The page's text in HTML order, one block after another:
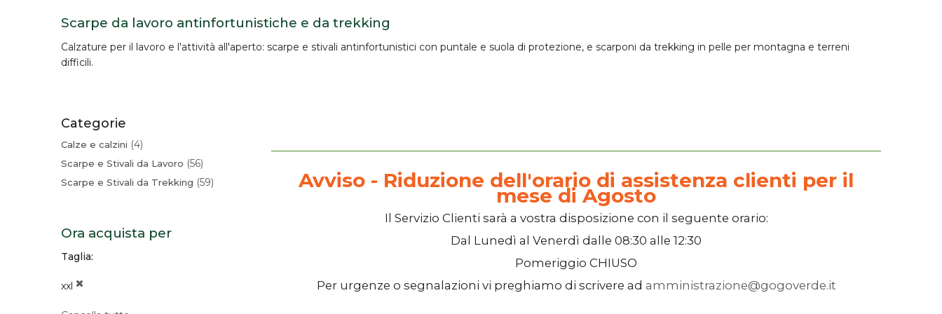
Scarpe da lavoro antinfortunistiche e da trekking
Calzature per il lavoro e l'attività all'aperto: scarpe e stivali antinfortunistici con puntale e suola di protezione, e scarponi da trekking in pelle per montagna e terreni
difficili.
Categorie
Calze e calzini 4
Scarpe e Stivali da Lavoro 56
Scarpe e Stivali da Trekking 59
Ora acquista per
Taglia
xxl
Avviso - Riduzione dell'orario di assistenza clienti per il
mese di Agosto
Il Servizio Clienti sarà a vostra disposizione con il seguente orario:
Dal Lunedì al Venerdì dalle 08:30 alle 12:30
Pomeriggio CHIUSO
Per urgenze o segnalazioni vi preghiamo di scrivere ad amministrazione@gogoverde.it